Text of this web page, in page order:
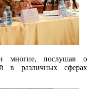
многие, послушав о
в различных сферах